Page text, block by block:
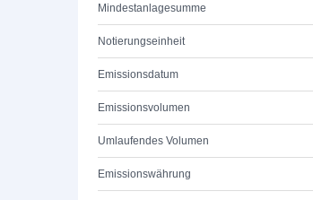
Mindestanlagesumme
Notierungseinheit
Emissionsdatum
Emissionsvolumen
Umlaufendes Volumen
Emissionswährung